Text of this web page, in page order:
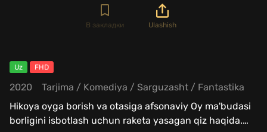
В закладки Ulashish
Uz FHD
2020 Tarjima / Komediya / Sarguzasht / Fantastika
Hikoya oyga borish va otasiga afsonaviy Oy ma'budasi
borligini isbotlash uchun raketa yasagan qiz haqida.…